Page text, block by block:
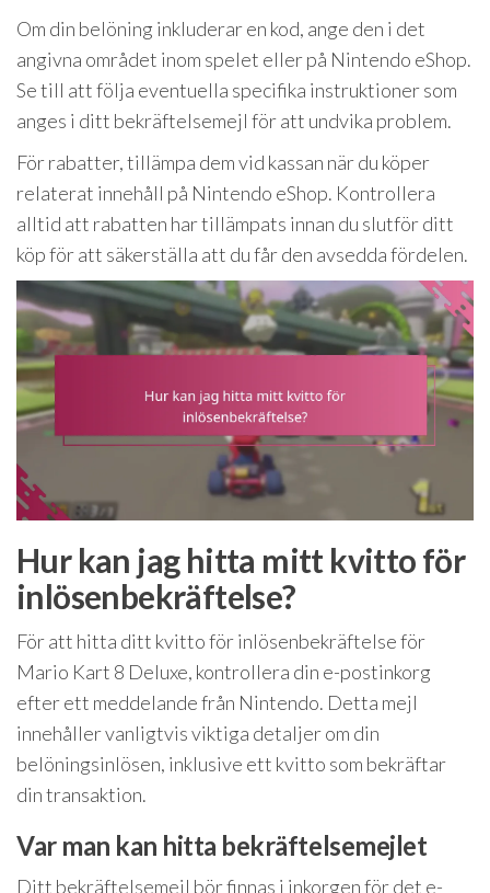
Om din belöning inkluderar en kod, ange den i det
angivna området inom spelet eller på Nintendo eShop.
Se till att följa eventuella specifika instruktioner som
anges i ditt bekräftelsemejl för att undvika problem.
För rabatter, tillämpa dem vid kassan när du köper
relaterat innehåll på Nintendo eShop. Kontrollera
alltid att rabatten har tillämpats innan du slutför ditt
köp för att säkerställa att du får den avsedda fördelen.
Hur kan jag hitta mitt kvitto för
inlösenbekräftelse?
För att hitta ditt kvitto för inlösenbekräftelse för
Mario Kart 8 Deluxe, kontrollera din e-postinkorg
efter ett meddelande från Nintendo. Detta mejl
innehåller vanligtvis viktiga detaljer om din
belöningsinlösen, inklusive ett kvitto som bekräftar
din transaktion.
Var man kan hitta bekräftelsemejlet
Ditt bekräftelsemejl bör finnas i inkorgen för det e-